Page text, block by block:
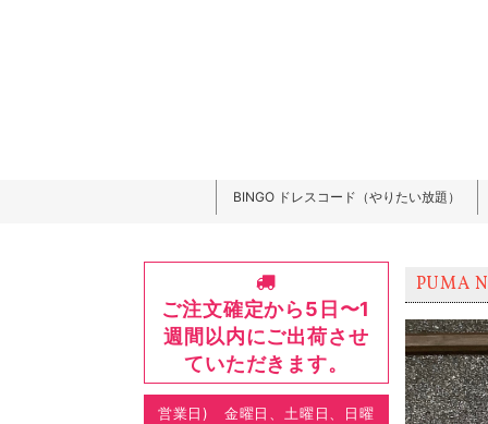
BINGO ドレスコード（やりたい放題）
ご注文確定から5日〜1
週間以内にご出荷させ
ていただきます。
営業日) 金曜日、土曜日、日曜
PUMA